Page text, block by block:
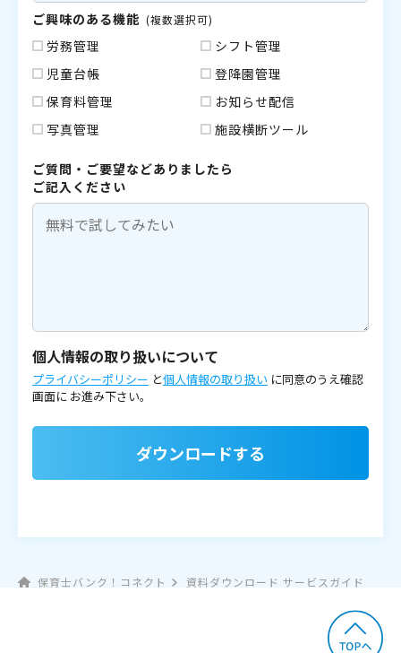
ご興味のある機能 (複数選択可)
労務管理
シフト管理
児童台帳
登降園管理
保育料管理
お知らせ配信
写真管理
施設横断ツール
ご質問・ご要望などありましたら
ご記入ください
個人情報の取り扱いについて
プライバシーポリシー と個人情報の取り扱い に同意のうえ確認
画面に お進み下さい。
ダウンロードする
保育士バンク！コネクト 資料ダウンロード サービスガイド